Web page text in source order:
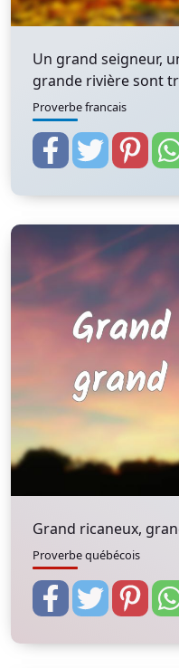
Un grand seigneur,
grande rivière sont
Proverbe francais
Grand ricaneux,
Proverbe québécois